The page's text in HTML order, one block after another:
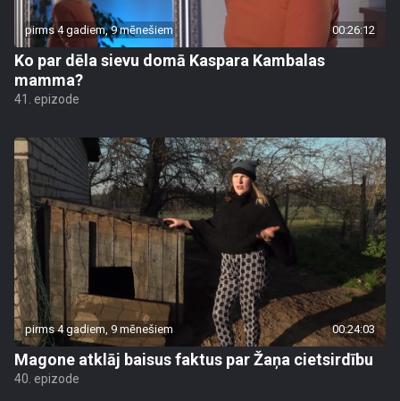
pirms 4 gadiem, 9 mēnešiem 00:26:12
Ko par dēla sievu domā Kaspara Kambalas
mamma?
41. epizode
pirms 4 gadiem, 9 mēnešiem 00:24:03
Magone atklāj baisus faktus par Žaņa cietsirdību
40. epizode